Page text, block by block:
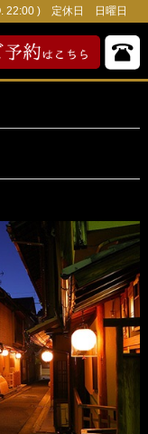
22:00 ) 定休日 日曜日